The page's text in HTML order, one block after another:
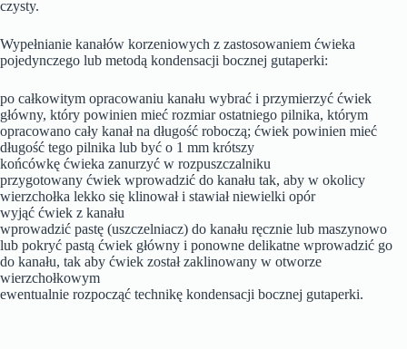
czysty.
Wypełnianie kanałów korzeniowych z zastosowaniem ćwieka
pojedynczego lub metodą kondensacji bocznej gutaperki:
po całkowitym opracowaniu kanału wybrać i przymierzyć ćwiek
główny, który powinien mieć rozmiar ostatniego pilnika, którym
opracowano cały kanał na długość roboczą; ćwiek powinien mieć
długość tego pilnika lub być o 1 mm krótszy
końcówkę ćwieka zanurzyć w rozpuszczalniku
przygotowany ćwiek wprowadzić do kanału tak, aby w okolicy
wierzchołka lekko się klinował i stawiał niewielki opór
wyjąć ćwiek z kanału
wprowadzić pastę (uszczelniacz) do kanału ręcznie lub maszynowo
lub pokryć pastą ćwiek główny i ponowne delikatne wprowadzić go
do kanału, tak aby ćwiek został zaklinowany w otworze
wierzchołkowym
ewentualnie rozpocząć technikę kondensacji bocznej gutaperki.